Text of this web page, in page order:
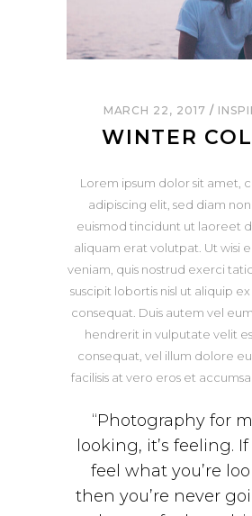
MARCH 22, 2017
WINTER
Lorem ipsum dolor sit amet,
adipiscing elit, sed diam
euismod tincidunt ut laoreet
aliquam erat volutpat. Ut wisi
veniam, quis nostrud exerci
suscipit lobortis nisl ut aliquip
consequat. Duis autem vel
hendrerit in vulputate velit
consequat, vel illum dolore
facilisis at vero eros et
“Photography for
looking, it’s feeling. If
feel what you’re
then you’re never